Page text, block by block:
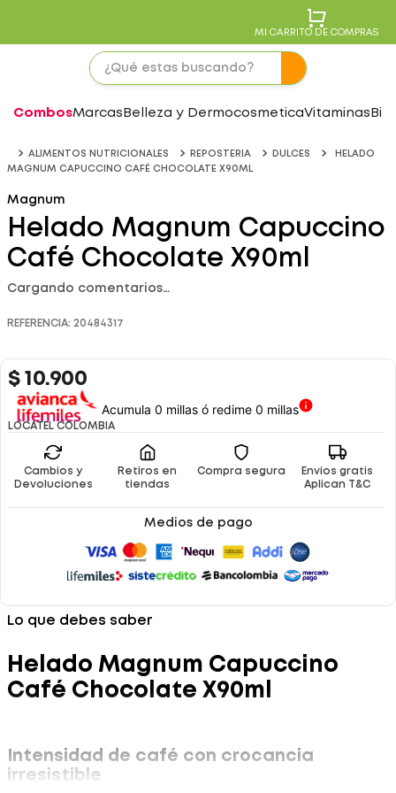
MI CARRITO DE COMPRAS
CombosMarcas Belleza y DermocosmeticaVitaminas
ALIMENTOS NUTRICIONALES REPOSTERIA DULCES
HELADO
MAGNUM CAPUCCINO CAFÉ CHOCOLATE X90ML
Magnum
Helado Magnum Capuccino
Café Chocolate X90ml
Cargando comentarios…
REFERENCIA: 20484317
$ 10.900
Acumula 0 millas ó redime 0 millas
LOCATEL COLOMBIA
Cambios y
Devoluciones
Retiros en
tiendas
Compra segura
Envíos gratis
Aplican T&C
Medios de pago
Lo que debes saber
Helado Magnum Capuccino
Café Chocolate X90ml
Intensidad de café con crocancia
irresistible